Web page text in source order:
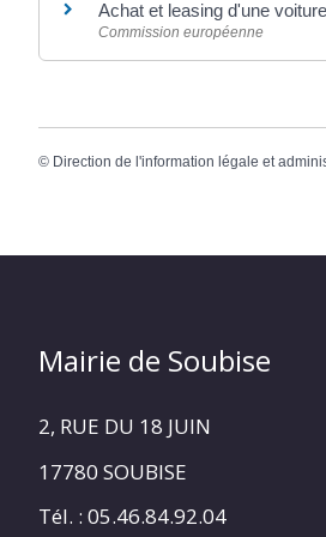
Achat et leasing d'une
Commission européenne
© Direction de l'information légale et
Mairie de Soubise
2, RUE DU 18 JUIN
17780 SOUBISE
Tél. : 05.46.84.92.04